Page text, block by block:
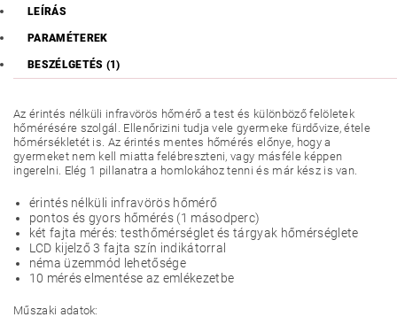
LEÍRÁS
PARAMÉTEREK
BESZÉLGETÉS (1)
Az érintés nélküli infravörös hőmérő a test és különböző felöletek
hőmérésére szolgál. Ellenőrizini tudja vele gyermeke fürdővize, étele
hőmérsékletét is. Az érintés mentes hőmérés előnye, hogy a
gyermeket nem kell miatta felébreszteni, vagy másféle képpen
ingerelni. Elég 1 pillanatra a homlokához tenni és már kész is van.
érintés nélküli infravörös hőmérő
pontos és gyors hőmérés (1 másodperc)
két fajta mérés: testhőmérséglet és tárgyak hőmérséglete
LCD kijelző 3 fajta szín indikátorral
néma üzemmód lehetősége
10 mérés elmentése az emlékezetbe
Műszaki adatok: